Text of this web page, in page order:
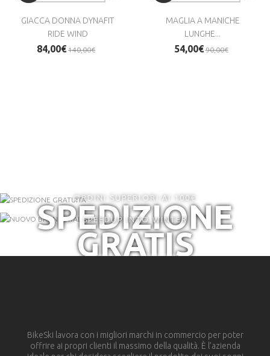
GIACCA DONNA DYNAFIT
RIDE WIND
84,00€ 140,00€
MAGLIA A MANICHE
LUNGHE...
54,00€ 90,00€
ORDINI SUPERIORI AI 100€
SPEDIZIONE
GRATIS
SPEEDUP INTO WINTER
BikeSki lavora con i migliori marchi in commercio per poter
offrire ai propri clienti il massimo della qualità. È l’azienda